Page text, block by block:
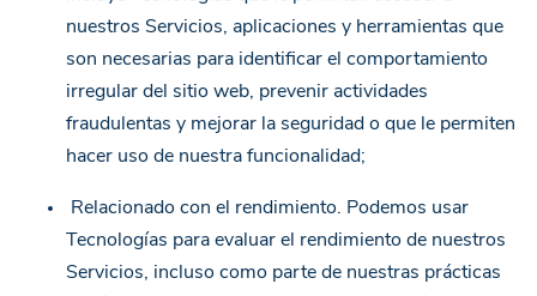
nuestros Servicios, aplicaciones y herramientas que
son necesarias para identificar el comportamiento
irregular del sitio web, prevenir actividades
fraudulentas y mejorar la seguridad o que le permiten
hacer uso de nuestra funcionalidad;
Relacionado con el rendimiento. Podemos usar
Tecnologías para evaluar el rendimiento de nuestros
Servicios, incluso como parte de nuestras prácticas